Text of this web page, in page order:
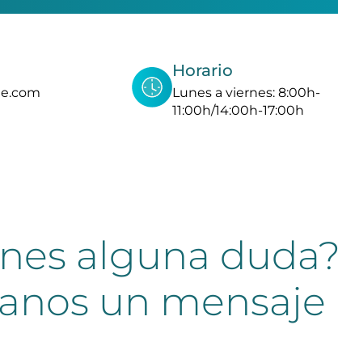
Horario
Lunes a viernes: 8:00h-
11:00h/14:00h-17:00h
alguna duda?
un mensaje